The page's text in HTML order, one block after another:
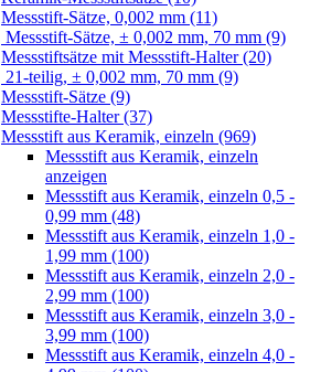
Messstift-Sätze, 0,002 mm (11)
Messstift-Sätze, ± 0,002 mm, 70 mm (9)
Messstiftsätze mit Messstift-Halter (20)
21-teilig, ± 0,002 mm, 70 mm (9)
Messstift-Sätze (9)
Messstifte-Halter (37)
Messstift aus Keramik, einzeln (969)
Messstift aus Keramik, einzeln
anzeigen
Messstift aus Keramik, einzeln 0,5 -
0,99 mm (48)
Messstift aus Keramik, einzeln 1,0 -
1,99 mm (100)
Messstift aus Keramik, einzeln 2,0 -
2,99 mm (100)
Messstift aus Keramik, einzeln 3,0 -
3,99 mm (100)
Messstift aus Keramik, einzeln 4,0 -